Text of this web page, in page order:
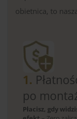
obietnica, to
1.
po
Płacisz, gdy